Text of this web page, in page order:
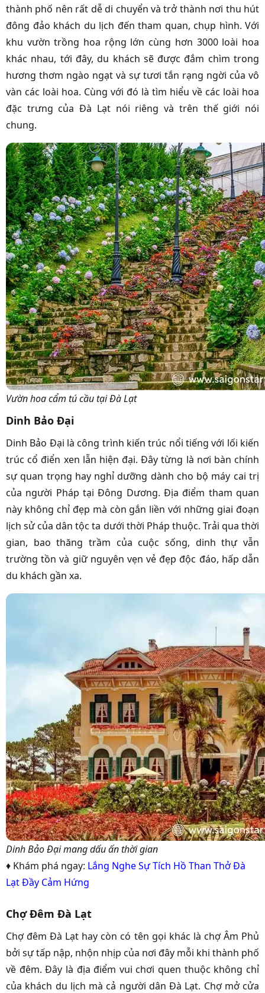
thành phố nên rất dễ di chuyển và trở thành nơi thu hút
đông đảo khách du lịch đến tham quan, chụp hình. Với
khu vườn trồng hoa rộng lớn cùng hơn 3000 loài hoa
khác nhau, tới đây, du khách sẽ được đắm chìm trong
hương thơm ngào ngạt và sự tươi tắn rạng ngời của vô
vàn các loài hoa. Cùng với đó là tìm hiểu về các loài hoa
đặc trưng của Đà Lạt nói riêng và trên thế giới nói
chung.
Vườn hoa cẩm tú cầu tại Đà Lạt
Dinh Bảo Đại
Dinh Bảo Đại là công trình kiến trúc nổi tiếng với lối kiến
trúc cổ điển xen lẫn hiện đại. Đây từng là nơi bàn chính
sự quan trọng hay nghỉ dưỡng dành cho bộ máy cai trị
của người Pháp tại Đông Dương. Địa điểm tham quan
này không chỉ đẹp mà còn gắn liền với những giai đoạn
lịch sử của dân tộc ta dưới thời Pháp thuộc. Trải qua thời
gian, bao thăng trầm của cuộc sống, dinh thự vẫn
trường tồn và giữ nguyên vẹn vẻ đẹp độc đáo, hấp dẫn
du khách gần xa.
Dinh Bảo Đại mang dấu ấn thời gian
♦ Khám phá ngay: Lắng Nghe Sự Tích Hồ Than Thở Đà
Lạt Đầy Cảm Hứng
Chợ Đêm Đà Lạt
Chợ đêm Đà Lạt hay còn có tên gọi khác là chợ Âm Phủ
bởi sự tấp nập, nhộn nhịp của nơi đây mỗi khi thành phố
về đêm. Đây là địa điểm vui chơi quen thuộc không chỉ
của khách du lịch mà cả người dân Đà Lạt. Chợ mở cửa